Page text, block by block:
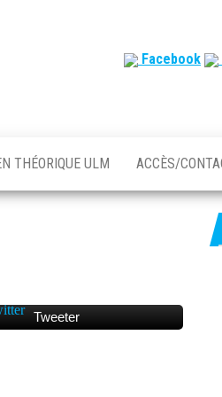
Facebook
THÉORIQUE ULM ACCÈS/
Tweeter